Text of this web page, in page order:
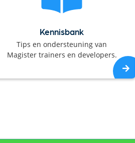
Kennisbank
Tips en ondersteuning van
Magister trainers en developers.